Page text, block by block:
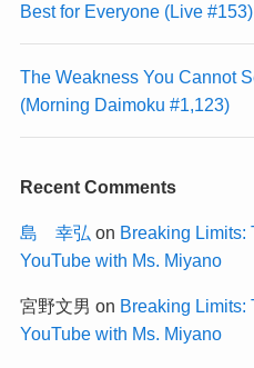
Best for Everyone (Live #153)
The Weakness You Cannot
(Morning Daimoku #1,123)
Recent Comments
島 幸弘 on Breaking Limits:
YouTube with Ms. Miyano
宮野文男 on Breaking Limits:
YouTube with Ms. Miyano